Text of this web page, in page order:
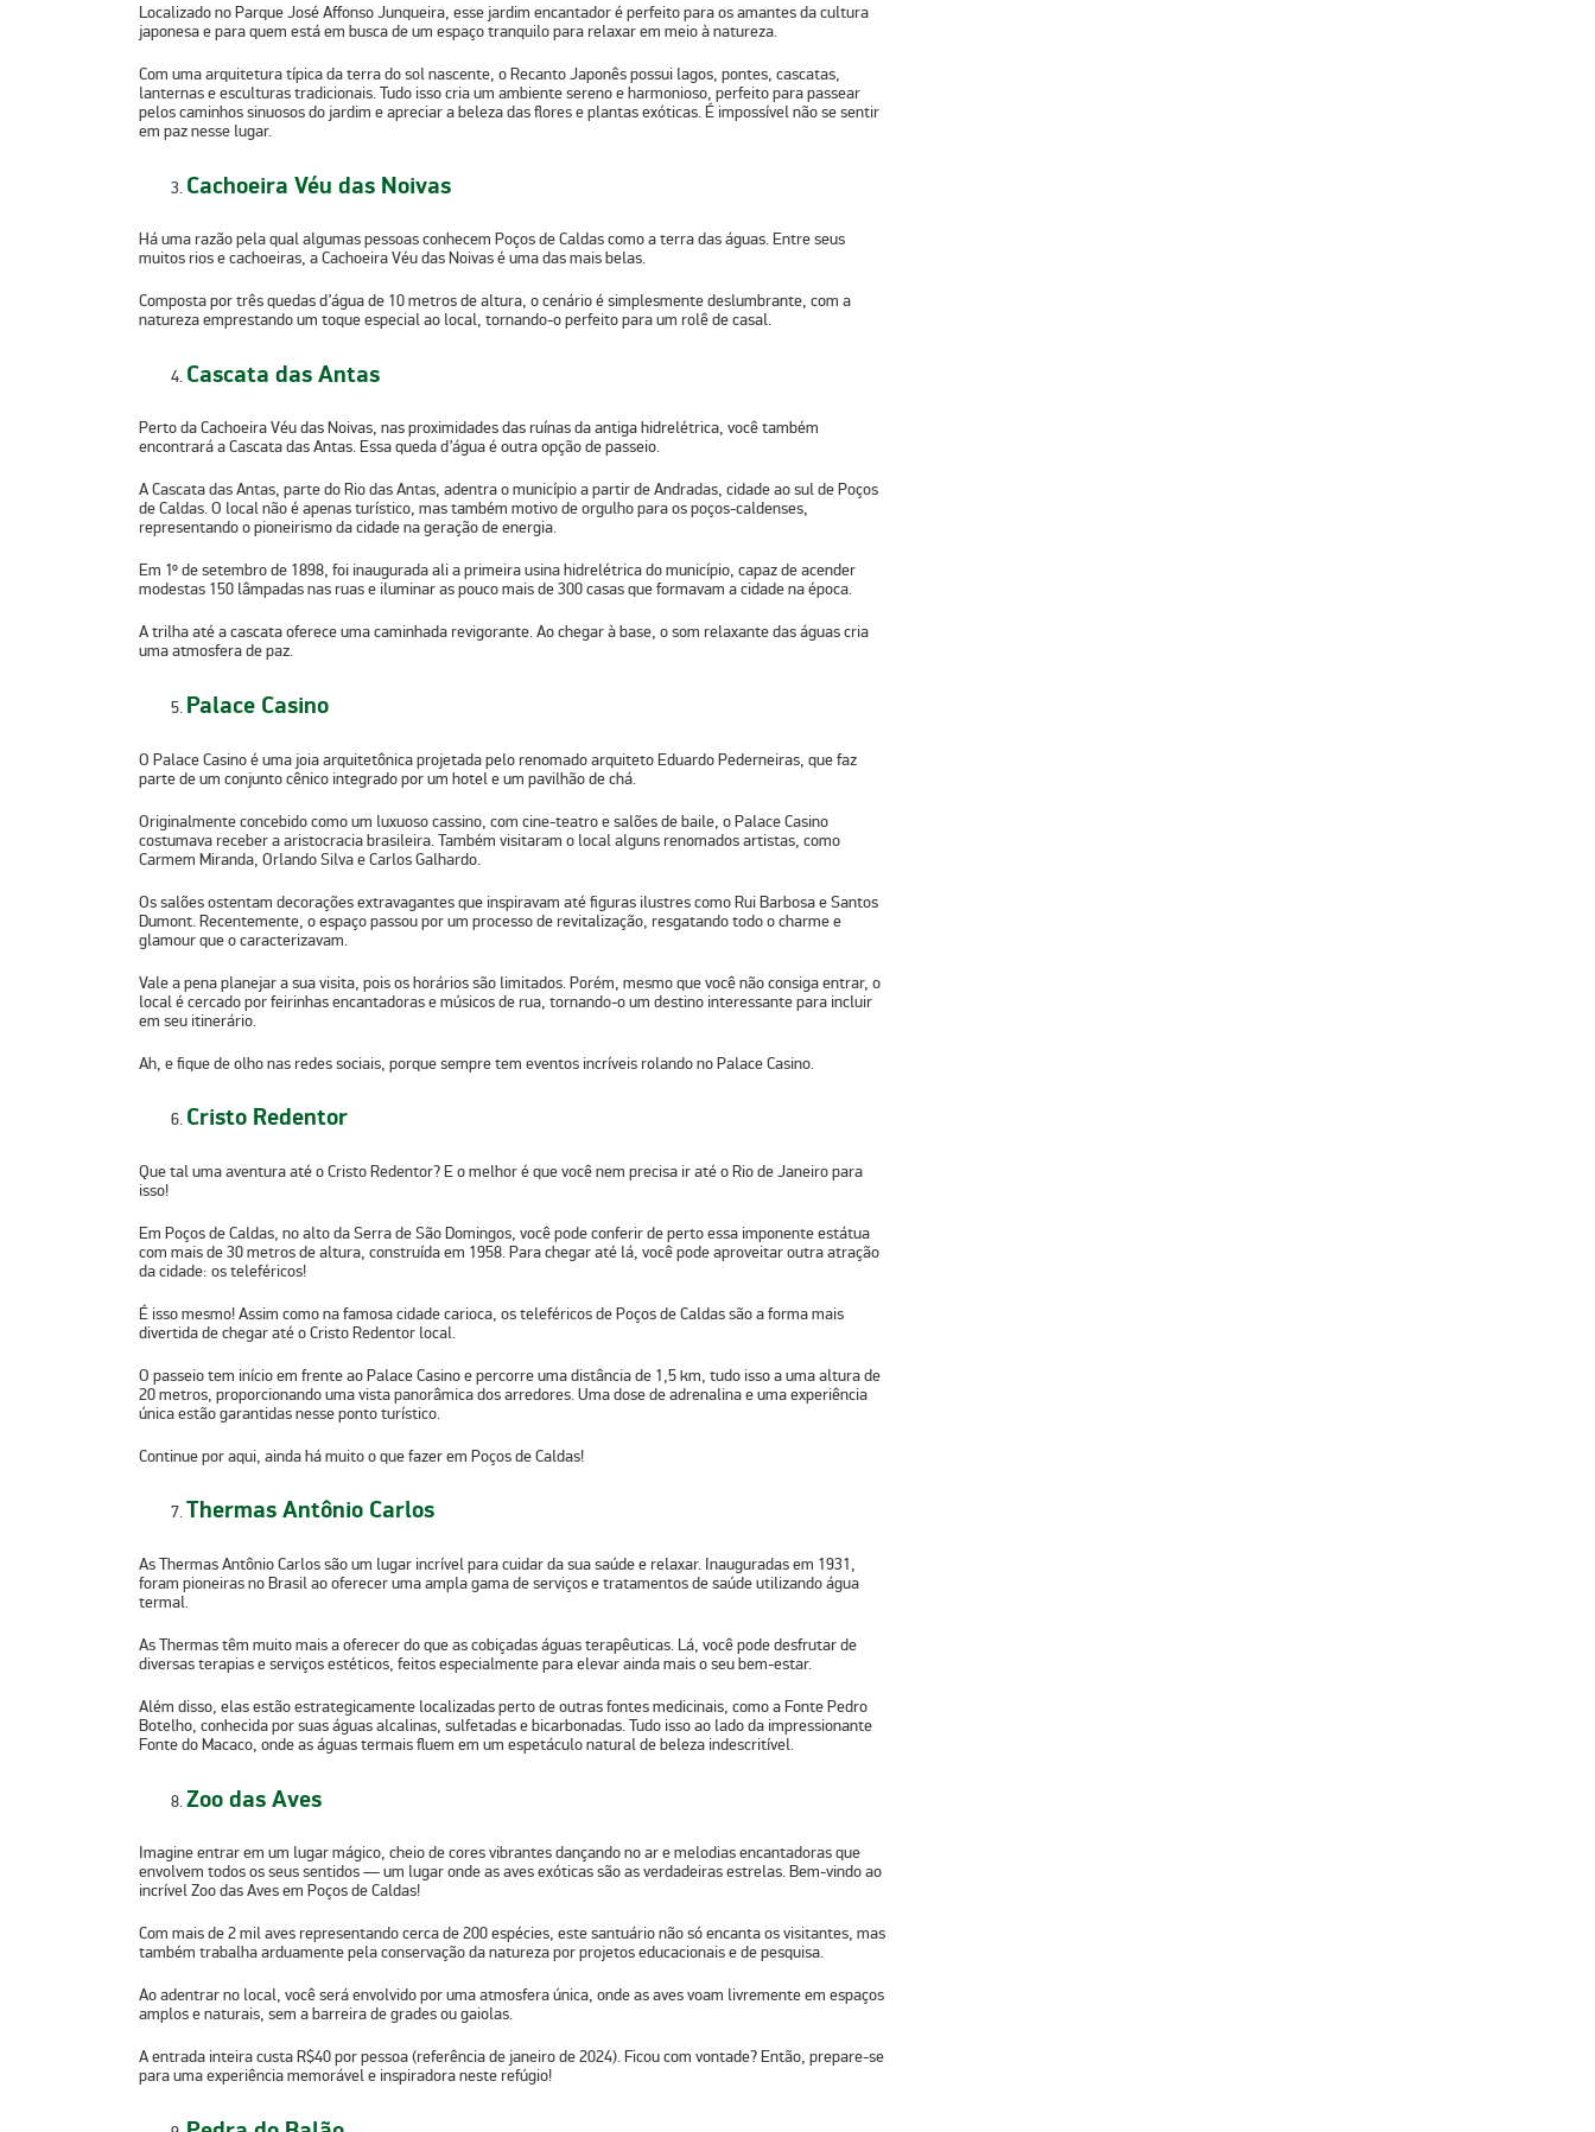
Localizado no Parque José Affonso Junqueira, esse jardim encantador é perfeito para os amantes da cultura
japonesa e para quem está em busca de um espaço tranquilo para relaxar em meio à natureza.
Com uma arquitetura típica da terra do sol nascente, o Recanto Japonês possui lagos, pontes, cascatas,
lanternas e esculturas tradicionais. Tudo isso cria um ambiente sereno e harmonioso, perfeito para passear
pelos caminhos sinuosos do jardim e apreciar a beleza das flores e plantas exóticas. É impossível não se sentir
em paz nesse lugar.
Cachoeira Véu das Noivas
Há uma razão pela qual algumas pessoas conhecem Poços de Caldas como a terra das águas. Entre seus
muitos rios e cachoeiras, a Cachoeira Véu das Noivas é uma das mais belas.
Composta por três quedas d’água de 10 metros de altura, o cenário é simplesmente deslumbrante, com a
natureza emprestando um toque especial ao local, tornando-o perfeito para um rolê de casal.
Cascata das Antas
Perto da Cachoeira Véu das Noivas, nas proximidades das ruínas da antiga hidrelétrica, você também
encontrará a Cascata das Antas. Essa queda d’água é outra opção de passeio.
A Cascata das Antas, parte do Rio das Antas, adentra o município a partir de Andradas, cidade ao sul de Poços
de Caldas. O local não é apenas turístico, mas também motivo de orgulho para os poços-caldenses,
representando o pioneirismo da cidade na geração de energia.
Em 1º de setembro de 1898, foi inaugurada ali a primeira usina hidrelétrica do município, capaz de acender
modestas 150 lâmpadas nas ruas e iluminar as pouco mais de 300 casas que formavam a cidade na época.
A trilha até a cascata oferece uma caminhada revigorante. Ao chegar à base, o som relaxante das águas cria
uma atmosfera de paz.
Palace Casino
O Palace Casino é uma joia arquitetônica projetada pelo renomado arquiteto Eduardo Pederneiras, que faz
parte de um conjunto cênico integrado por um hotel e um pavilhão de chá.
Originalmente concebido como um luxuoso cassino, com cine-teatro e salões de baile, o Palace Casino
costumava receber a aristocracia brasileira. Também visitaram o local alguns renomados artistas, como
Carmem Miranda, Orlando Silva e Carlos Galhardo.
Os salões ostentam decorações extravagantes que inspiravam até figuras ilustres como Rui Barbosa e Santos
Dumont. Recentemente, o espaço passou por um processo de revitalização, resgatando todo o charme e
glamour que o caracterizavam.
Vale a pena planejar a sua visita, pois os horários são limitados. Porém, mesmo que você não consiga entrar, o
local é cercado por feirinhas encantadoras e músicos de rua, tornando-o um destino interessante para incluir
em seu itinerário.
Ah, e fique de olho nas redes sociais, porque sempre tem eventos incríveis rolando no Palace Casino.
Cristo Redentor
Que tal uma aventura até o Cristo Redentor? E o melhor é que você nem precisa ir até o Rio de Janeiro para
isso!
Em Poços de Caldas, no alto da Serra de São Domingos, você pode conferir de perto essa imponente estátua
com mais de 30 metros de altura, construída em 1958. Para chegar até lá, você pode aproveitar outra atração
da cidade: os teleféricos!
É isso mesmo! Assim como na famosa cidade carioca, os teleféricos de Poços de Caldas são a forma mais
divertida de chegar até o Cristo Redentor local.
O passeio tem início em frente ao Palace Casino e percorre uma distância de 1,5 km, tudo isso a uma altura de
20 metros, proporcionando uma vista panorâmica dos arredores. Uma dose de adrenalina e uma experiência
única estão garantidas nesse ponto turístico.
Continue por aqui, ainda há muito o que fazer em Poços de Caldas!
Thermas Antônio Carlos
As Thermas Antônio Carlos são um lugar incrível para cuidar da sua saúde e relaxar. Inauguradas em 1931,
foram pioneiras no Brasil ao oferecer uma ampla gama de serviços e tratamentos de saúde utilizando água
termal.
As Thermas têm muito mais a oferecer do que as cobiçadas águas terapêuticas. Lá, você pode desfrutar de
diversas terapias e serviços estéticos, feitos especialmente para elevar ainda mais o seu bem-estar.
Além disso, elas estão estrategicamente localizadas perto de outras fontes medicinais, como a Fonte Pedro
Botelho, conhecida por suas águas alcalinas, sulfetadas e bicarbonadas. Tudo isso ao lado da impressionante
Fonte do Macaco, onde as águas termais fluem em um espetáculo natural de beleza indescritível.
Zoo das Aves
Imagine entrar em um lugar mágico, cheio de cores vibrantes dançando no ar e melodias encantadoras que
envolvem todos os seus sentidos — um lugar onde as aves exóticas são as verdadeiras estrelas. Bem-vindo ao
incrível Zoo das Aves em Poços de Caldas!
Com mais de 2 mil aves representando cerca de 200 espécies, este santuário não só encanta os visitantes, mas
também trabalha arduamente pela conservação da natureza por projetos educacionais e de pesquisa.
Ao adentrar no local, você será envolvido por uma atmosfera única, onde as aves voam livremente em espaços
amplos e naturais, sem a barreira de grades ou gaiolas.
A entrada inteira custa R$40 por pessoa (referência de janeiro de 2024). Ficou com vontade? Então, prepare-se
para uma experiência memorável e inspiradora neste refúgio!